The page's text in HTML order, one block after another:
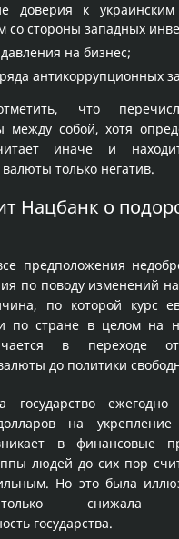
доверия к украинским
со стороны западных
на бизнес;
антикоррупционных
что
между собой, хотя
иначе и
только негатив.
Нацбанк о
предположения
по поводу изменений
по которой курс
по стране в целом на
в переходе от
до политики
ежегодно
на
в финансовые
людей до сих пор
Но это была
снижала
государства.